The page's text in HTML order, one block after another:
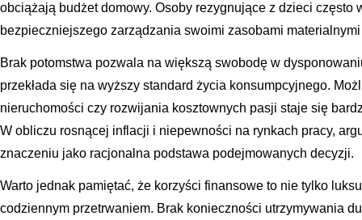
obciążają budżet domowy. Osoby rezygnujące z dzieci często
bezpieczniejszego zarządzania swoimi zasobami
Brak potomstwa pozwala na większą swobodę w
przekłada się na wyższy standard życia konsumpcyjnego.
nieruchomości czy rozwijania kosztownych pasji staje się
W obliczu rosnącej inflacji i niepewności na rynkach pracy,
znaczeniu jako racjonalna podstawa podejmowanych decyzji.
Warto jednak pamiętać, że korzyści finansowe to nie tylko
codziennym przetrwaniem. Brak konieczności utrzymywania